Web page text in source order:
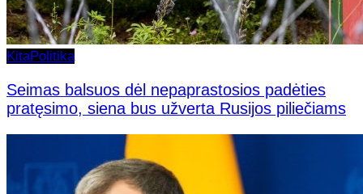
KitaPolitika
Seimas balsuos dėl nepaprastosios padėties
pratęsimo, siena bus užverta Rusijos piliečiams